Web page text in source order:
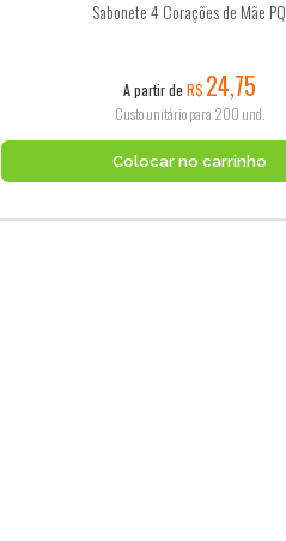
Sabonete 4 Corações de Mãe PQ
A partir de R$ 24,75
Custo unitário para 200 und.
Colocar no carrinho